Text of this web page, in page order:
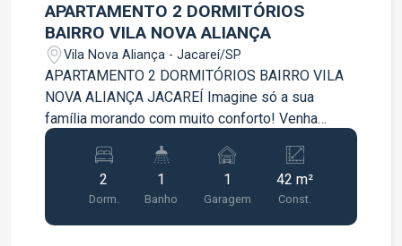
APARTAMENTO 2 DORMITÓRIOS
BAIRRO VILA NOVA ALIANÇA
Vila Nova Aliança - Jacareí/SP
APARTAMENTO 2 DORMITÓRIOS BAIRRO VILA
NOVA ALIANÇA JACAREÍ Imagine só a sua
família morando com muito conforto! Venha
morar em um apartamento super charmoso e
moderna, com , no bairro Jardim Nova Aliança, em
Jacareí. Um dos bairros mais arborizados da
cidade, com ótima localização e perto de tudo o
que você precisa. - 2 Dormitórios com
2
Dorm.
1
Banho
1
Garagem
42 m²
Const.